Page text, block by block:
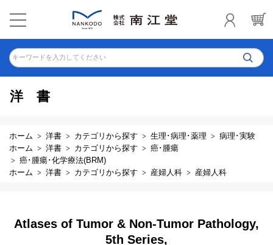
キーワードを入力してください
洋書
ホーム 洋書 カテゴリから探す 生理･病理･薬理
病理･実験
ホーム
洋書 カテゴリから探す
癌･腫瘍
癌･腫瘍･化学療法(BRM)
ホーム
洋書 カテゴリから探す 産婦人科 産婦人科
Atlases of Tumor & Non-Tumor Pathology,
5th Series,